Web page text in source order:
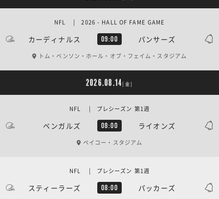
カーディナルス 09:00 パンサーズ
NFL | 2026 - HALL OF FAME GAME
トム・ベンソン・ホール・オブ・フェイム・スタジアム
2026.08.14 [金]
ベンガルズ 08:00 ライオンズ
NFL | プレシーズン 第1週
ペイコー・スタジアム
スティーラーズ 08:00 パッカーズ
NFL | プレシーズン 第1週